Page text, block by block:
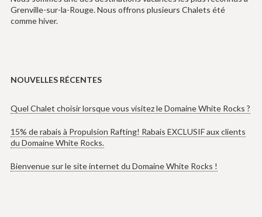
Grenville-sur-la-Rouge. Nous offrons plusieurs Chalets été
comme hiver.
NOUVELLES RÉCENTES
Quel Chalet choisir lorsque vous visitez le Domaine White Rocks ?
15% de rabais à Propulsion Rafting! Rabais EXCLUSIF aux clients
du Domaine White Rocks.
Bienvenue sur le site internet du Domaine White Rocks !